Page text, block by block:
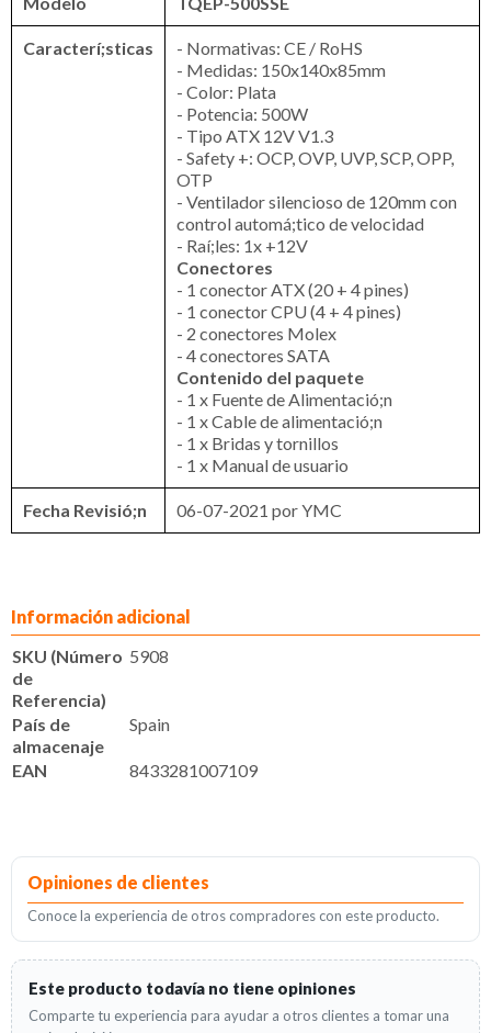
Caracterí;sticas
- Normativas: CE / RoHS
- Medidas: 150x140x85mm
- Color: Plata
- Potencia: 500W
- Tipo ATX 12V V1.3
- Safety +: OCP, OVP, UVP, SCP, OPP,
OTP
- Ventilador silencioso de 120mm con
control automá;tico de velocidad
- Raí;les: 1x +12V
Conectores
- 1 conector ATX (20 + 4 pines)
- 1 conector CPU (4 + 4 pines)
- 2 conectores Molex
- 4 conectores SATA
Contenido del paquete
- 1 x Fuente de Alimentació;n
- 1 x Cable de alimentació;n
- 1 x Bridas y tornillos
- 1 x Manual de usuario
Fecha Revisió;n 06-07-2021 por YMC
Información adicional
SKU (Número
de
Referencia)
5908
País de
almacenaje
Spain
EAN 8433281007109
Opiniones de clientes
Conoce la experiencia de otros compradores con este producto.
Este producto todavía no tiene opiniones
Comparte tu experiencia para ayudar a otros clientes a tomar una